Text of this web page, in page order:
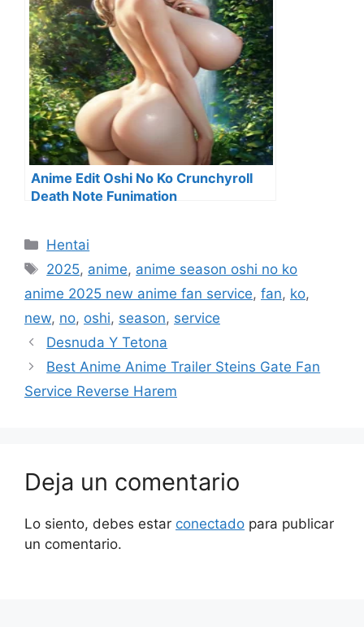
Anime Edit Oshi No Ko Crunchyroll
Death Note Funimation
Categorías
Hentai
Etiquetas
2025, anime, anime season oshi no ko
anime 2025 new anime fan service, fan, ko,
new, no, oshi, season, service
Desnuda Y Tetona
Best Anime Anime Trailer Steins Gate Fan
Service Reverse Harem
Deja un comentario
Lo siento, debes estar conectado para publicar
un comentario.